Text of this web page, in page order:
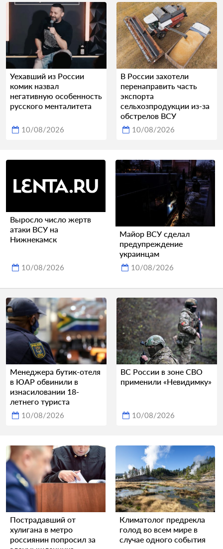
Уехавший из России
комик назвал
негативную особенность
русского менталитета
10/08/2026
В России захотели
перенаправить часть
экспорта
сельхозпродукции из-за
обстрелов ВСУ
10/08/2026
Выросло число жертв
атаки ВСУ на
Нижнекамск
10/08/2026
Майор ВСУ сделал
предупреждение
украинцам
10/08/2026
Менеджера бутик-отеля
в ЮАР обвинили в
изнасиловании 18-
летнего туриста
10/08/2026
ВС России в зоне СВО
применили «Невидимку»
10/08/2026
Пострадавший от
хулигана в метро
россиянин попросил за
Климатолог предрекла
голод во всем мире в
случае одного события